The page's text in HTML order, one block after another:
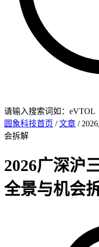
请输入搜索词如：eVTOL
圆象科技首页 /文章 /
会拆解
2026广深沪
全景与机会